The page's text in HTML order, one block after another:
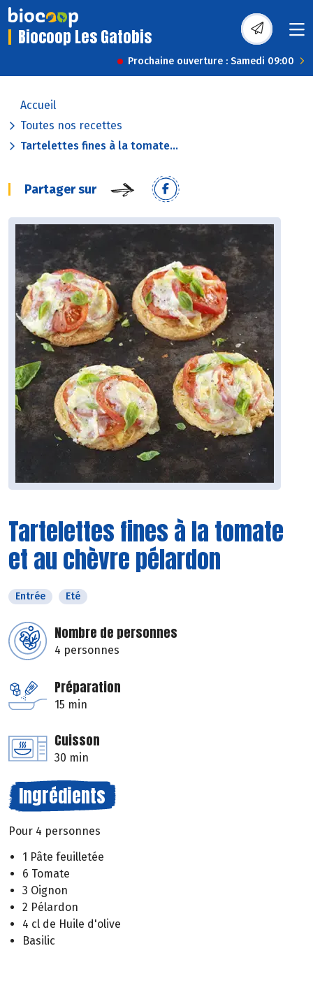
Biocoop Les Gatobis
Prochaine ouverture : Samedi 09:00
Accueil
Toutes nos recettes
Tartelettes fines à la tomate...
Partager sur
Tartelettes fines à la tomate
et au chèvre pélardon
Entrée Eté
Nombre de personnes
4 personnes
Préparation
15 min
Cuisson
30 min
Ingrédients
Pour 4 personnes
1 Pâte feuilletée
6 Tomate
3 Oignon
2 Pélardon
4 cl de Huile d'olive
Basilic